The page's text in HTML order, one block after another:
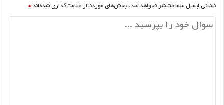
نشانی ایمیل شما منتشر نخواهد شد. بخش‌های موردنیاز علامت‌گذاری شده‌اند *